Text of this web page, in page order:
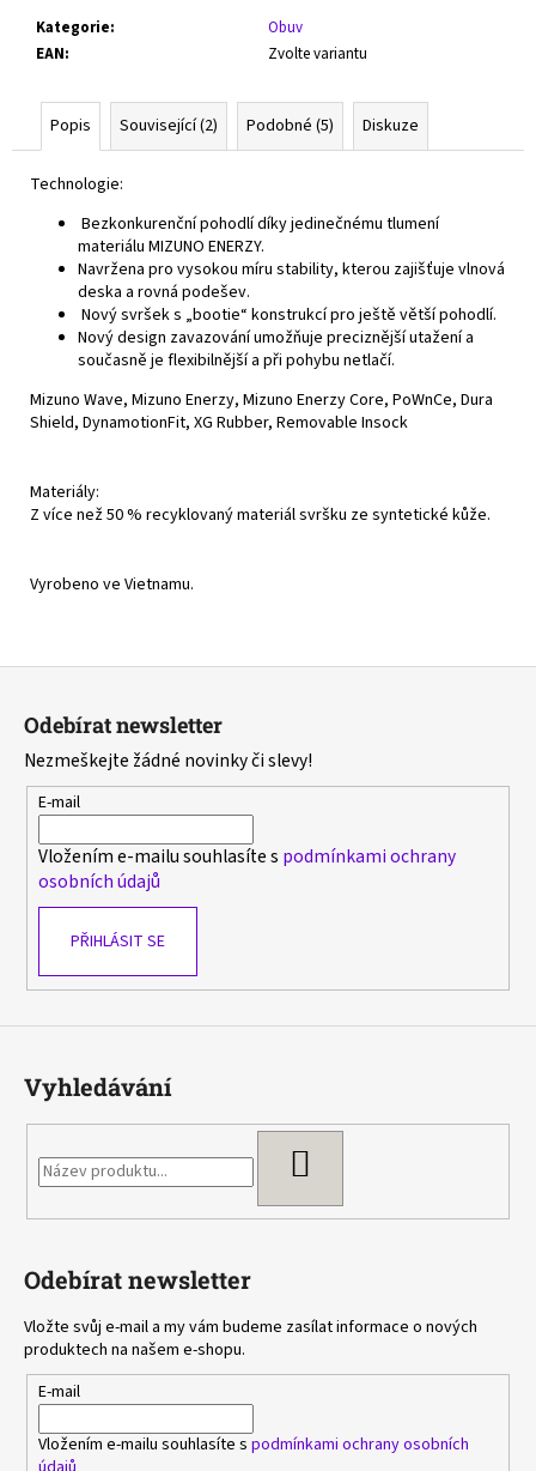
Kategorie:
Obuv
EAN: Zvolte variantu
Popis Související (2) Podobné (5) Diskuze
Technologie:
Bezkonkurenční pohodlí díky jedinečnému tlumení
materiálu MIZUNO ENERZY.
Navržena pro vysokou míru stability, kterou zajišťuje vlnová
deska a rovná podešev.
Nový svršek s „bootie“ konstrukcí pro ještě větší pohodlí.
Nový design zavazování umožňuje preciznější utažení a
současně je flexibilnější a při pohybu netlačí.
Mizuno Wave, Mizuno Enerzy, Mizuno Enerzy Core, PoWnCe, Dura
Shield, DynamotionFit, XG Rubber, Removable Insock
Materiály:
Z více než 50 % recyklovaný materiál svršku ze syntetické kůže.
Vyrobeno ve Vietnamu.
Odebírat newsletter
Nezmeškejte žádné novinky či slevy!
E-mail
Vložením e-mailu souhlasíte s podmínkami ochrany
osobních údajů
PŘIHLÁSIT SE
Vyhledávání
Odebírat newsletter
Vložte svůj e-mail a my vám budeme zasílat informace o nových
produktech na našem e-shopu.
E-mail
Vložením e-mailu souhlasíte s podmínkami ochrany osobních